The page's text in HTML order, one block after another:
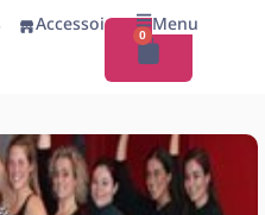
Accessoires
0
Menu